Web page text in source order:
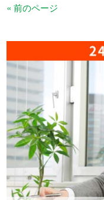
« 前のページ